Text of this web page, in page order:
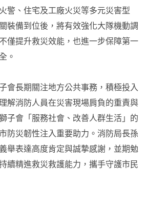
警、住宅及工廠火災等多元災害型
裝備到位後，將有效強化大隊機動調
僅提升救災效能，也進一步保障第一
。
會長期關注地方公共事務，積極投入
解消防人員在災害現場肩負的重責與
子會「服務社會、改善人群生活」的
防災韌性注入重要助力。消防局長孫
舉表達高度肯定與誠摯感謝，並期勉
續精進救災救護能力，攜手守護市民